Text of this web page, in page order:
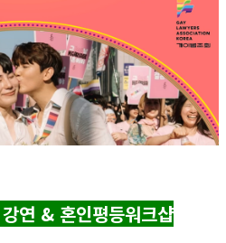
연 & 혼인평등워크샵